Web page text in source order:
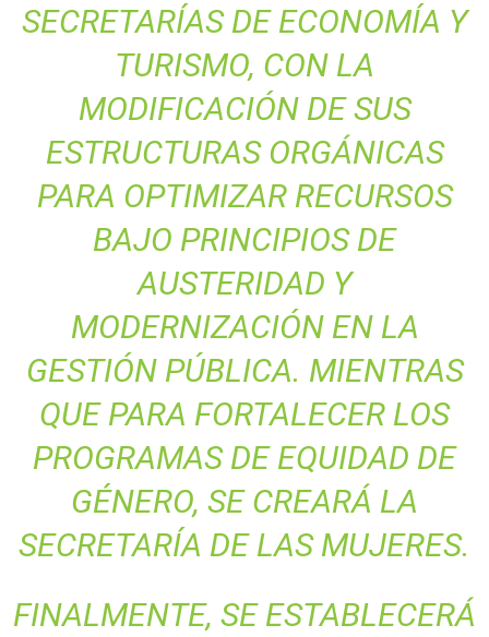
SECRETARÍAS DE ECONOMÍA Y
TURISMO, CON LA
MODIFICACIÓN DE SUS
ESTRUCTURAS ORGÁNICAS
PARA OPTIMIZAR RECURSOS
BAJO PRINCIPIOS DE
AUSTERIDAD Y
MODERNIZACIÓN EN LA
GESTIÓN PÚBLICA. MIENTRAS
QUE PARA FORTALECER LOS
PROGRAMAS DE EQUIDAD DE
GÉNERO, SE CREARÁ LA
SECRETARÍA DE LAS MUJERES.
FINALMENTE, SE ESTABLECERÁ